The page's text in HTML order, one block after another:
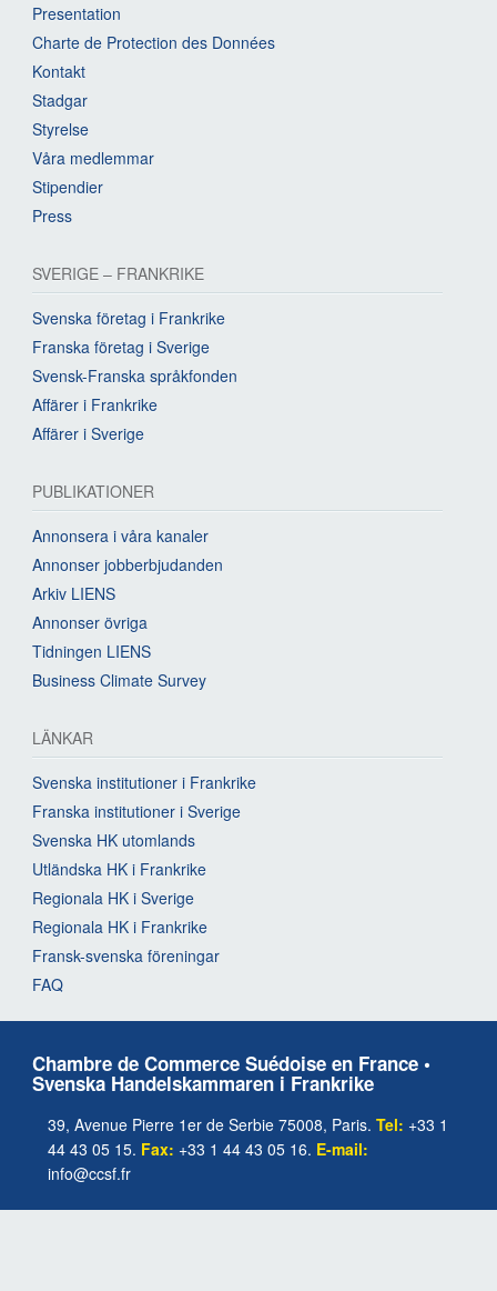
Presentation
Charte de Protection des Données
Kontakt
Stadgar
Styrelse
Våra medlemmar
Stipendier
Press
SVERIGE – FRANKRIKE
Svenska företag i Frankrike
Franska företag i Sverige
Svensk-Franska språkfonden
Affärer i Frankrike
Affärer i Sverige
PUBLIKATIONER
Annonsera i våra kanaler
Annonser jobberbjudanden
Arkiv LIENS
Annonser övriga
Tidningen LIENS
Business Climate Survey
LÄNKAR
Svenska institutioner i Frankrike
Franska institutioner i Sverige
Svenska HK utomlands
Utländska HK i Frankrike
Regionala HK i Sverige
Regionala HK i Frankrike
Fransk-svenska föreningar
FAQ
Chambre de Commerce Suédoise en France •
Svenska Handelskammaren i Frankrike
39, Avenue Pierre 1er de Serbie 75008, Paris. Tel: +33 1
44 43 05 15. Fax: +33 1 44 43 05 16. E-mail:
info@ccsf.fr